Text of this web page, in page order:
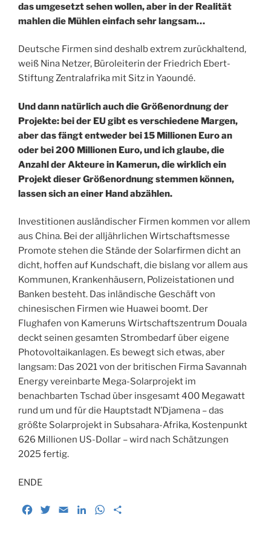
das umgesetzt sehen wollen, aber in der Realität
mahlen die Mühlen einfach sehr langsam…
Deutsche Firmen sind deshalb extrem zurückhaltend,
weiß Nina Netzer, Büroleiterin der Friedrich Ebert-
Stiftung Zentralafrika mit Sitz in Yaoundé.
Und dann natürlich auch die Größenordnung der
Projekte: bei der EU gibt es verschiedene Margen,
aber das fängt entweder bei 15 Millionen Euro an
oder bei 200 Millionen Euro, und ich glaube, die
Anzahl der Akteure in Kamerun, die wirklich ein
Projekt dieser Größenordnung stemmen können,
lassen sich an einer Hand abzählen.
Investitionen ausländischer Firmen kommen vor allem
aus China. Bei der alljährlichen Wirtschaftsmesse
Promote stehen die Stände der Solarfirmen dicht an
dicht, hoffen auf Kundschaft, die bislang vor allem aus
Kommunen, Krankenhäusern, Polizeistationen und
Banken besteht. Das inländische Geschäft von
chinesischen Firmen wie Huawei boomt. Der
Flughafen von Kameruns Wirtschaftszentrum Douala
deckt seinen gesamten Strombedarf über eigene
Photovoltaikanlagen. Es bewegt sich etwas, aber
langsam: Das 2021 von der britischen Firma Savannah
Energy vereinbarte Mega-Solarprojekt im
benachbarten Tschad über insgesamt 400 Megawatt
rund um und für die Hauptstadt N’Djamena – das
größte Solarprojekt in Subsahara-Afrika, Kostenpunkt
626 Millionen US-Dollar – wird nach Schätzungen
2025 fertig.
ENDE
W